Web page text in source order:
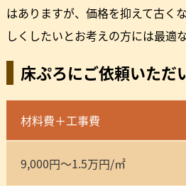
はありますが、価格を抑えて古く
しくしたいとお考えの方には最適
床ぷろにご依頼いただ
材料費＋工事費
9,000円～1.5万円/㎡